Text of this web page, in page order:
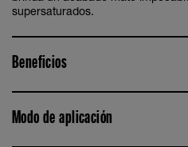
supersaturados.
Beneficios
Modo de aplicación